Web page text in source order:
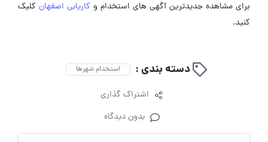
برای مشاهده جدیدترین آگهی های استخدام و کاریابی اصفهان کلیک
کنید.
دسته بندی : استخدام شهرها
اشتراک گذاری
بدون دیدگاه